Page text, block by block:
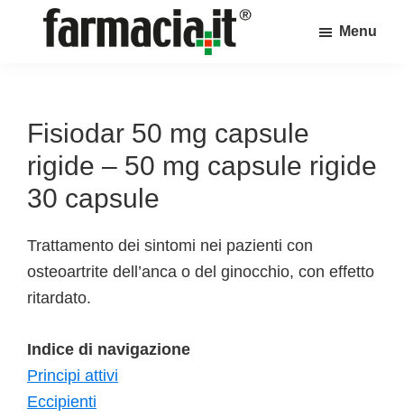
sul
mondo
della
farmacia
Menu
Fisiodar 50 mg capsule
rigide – 50 mg capsule rigide
30 capsule
Trattamento dei sintomi nei pazienti con
osteoartrite dell’anca o del ginocchio, con effetto
ritardato.
Indice di navigazione
Principi attivi
Eccipienti